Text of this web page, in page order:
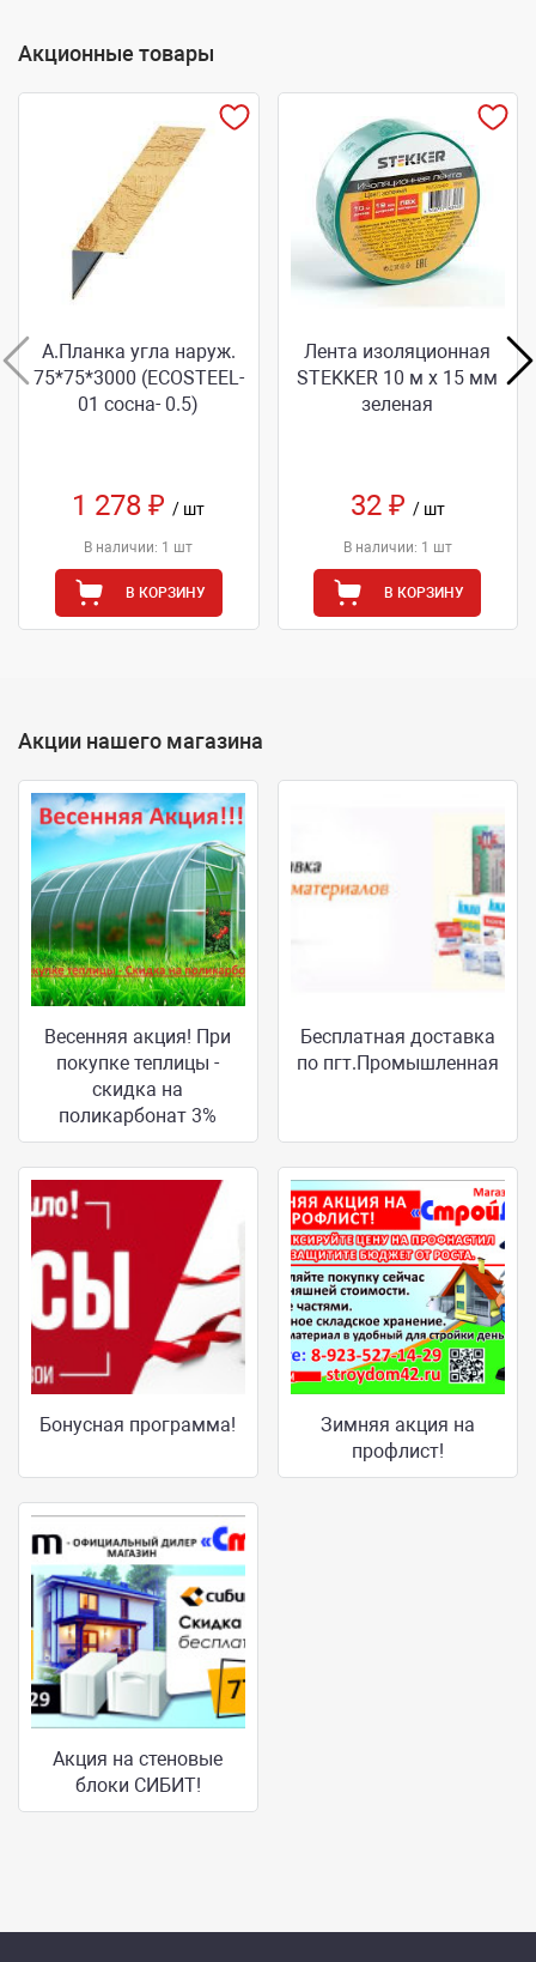
Акционные товары
А.Планка угла наруж.
75*75*3000 (ECOSTEEL-
01 сосна- 0.5)
1 278 ₽/ шт
В наличии: 1 шт
В КОРЗИНУ
Лента изоляционная
STEKKER 10 м х 15 мм
зеленая
32 ₽ / шт
В наличии: 1 шт
В КОРЗИНУ
Акции нашего магазина
Весенняя акция! При
покупке теплицы -
скидка на
поликарбонат 3%
Бесплатная доставка
по пгт.Промышленная
Бонусная программа!
Зимняя акция на
профлист!
Акция на стеновые
блоки СИБИТ!